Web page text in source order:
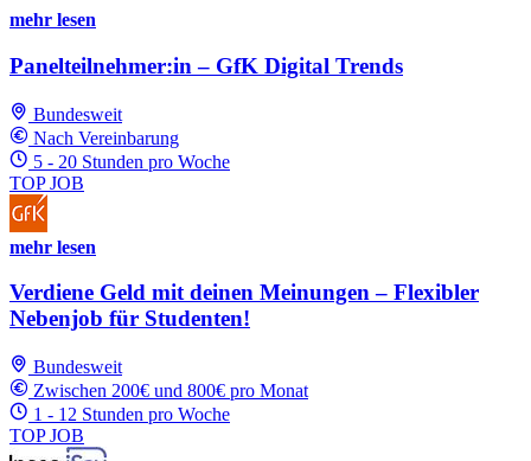
mehr lesen
Panelteilnehmer:in – GfK Digital Trends
Bundesweit
Nach Vereinbarung
5 - 20 Stunden pro Woche
TOP JOB
mehr lesen
Verdiene Geld mit deinen Meinungen – Flexibler
Nebenjob für Studenten!
Bundesweit
Zwischen 200€ und 800€ pro Monat
1 - 12 Stunden pro Woche
TOP JOB